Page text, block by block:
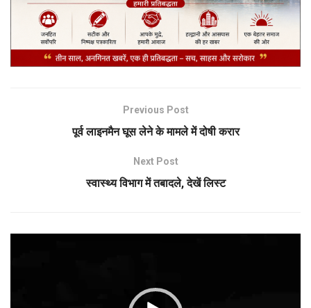
Previous Post
पूर्व लाइनमैन घूस लेने के मामले में दोषी करार
Next Post
स्वास्थ्य विभाग में तबादले, देखें लिस्ट